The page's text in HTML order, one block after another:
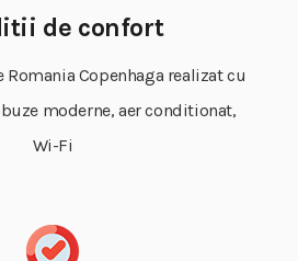
de confort
Romania Copenhaga realizat cu
moderne, aer conditionat,
Wi-Fi